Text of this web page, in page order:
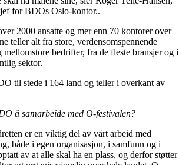
for BDOs Oslo-kontor..
2000 ansatte og mer enn 70 kontorer over
teller alt fra store, verdensomspennende
mellomstore bedrifter, fra de fleste bransjer og i
sektor.
til stede i 164 land og teller i overkant av
å samarbeide med O-festivalen?
er en viktig del av vårt arbeid med
både i egen organisasjon, i samfunn og i
av at alle skal ha en plass, og derfor støtter